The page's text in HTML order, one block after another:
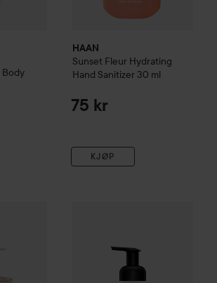
Body
HAAN
Sunset Fleur Hydrating
Hand Sanitizer 30 ml
75 kr
KJØP